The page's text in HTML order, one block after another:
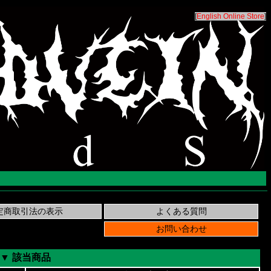
[English Online Store]
▼ 該当商品